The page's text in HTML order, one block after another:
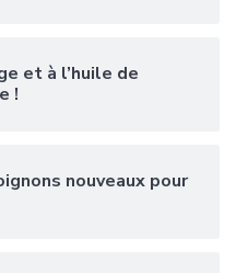
et à l’huile de
!
nouveaux pour